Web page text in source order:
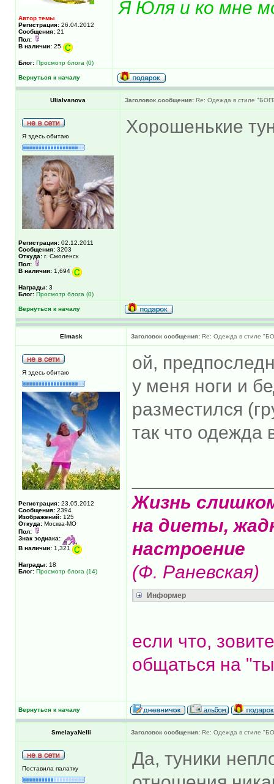
Автор темы
Регистрация: 26.04.2012
Сообщения: 21
Пол:
В наличии: 25
Блог: Просмотр блога (0)
Я Юля и ко мне
Вернуться к началу
UliaIvanova Заголовок сообщения: Re: Одежда в стиле
Я здесь обитаю
Регистрация: 02.12.2011
Сообщения: 3203
Откуда: г. Смоленск
Пол:
В наличии: 1,694
Награды: 3
Блог: Просмотр блога (0)
Хорошенькие
Вернуться к началу
Elmask Заголовок сообщения: Re: Одежда в стиле
Я здесь обитаю
Регистрация: 23.05.2012
Сообщения: 2394
Изображений: 125
Откуда: Москва-МО
Пол:
Знак зодиака:
В наличии: 1,321
Награды: 18
Блог: Просмотр блога (14)
ой,
у меня ноги и
разместился
так что одежда
Жизнь
на диеты,
настроение
(Ф. Раневская)
Информер
если что,
общаться на
Вернуться к началу
SmelayaNelli Заголовок сообщения: Re: Одежда в стиле
Поставила палатку
Да, туники